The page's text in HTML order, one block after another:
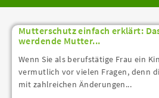
Mutterschutz einfach erklärt:
werdende Mutter...
Wenn Sie als berufstätige Frau ein
vermutlich vor vielen Fragen, denn
mit zahlreichen Änderungen...